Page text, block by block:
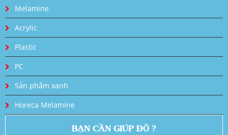
Melamine
Acrylic
Plastic
PC
Sản phẩm xanh
Horeca Melamine
BẠN CẦN GIÚP ĐỠ ?